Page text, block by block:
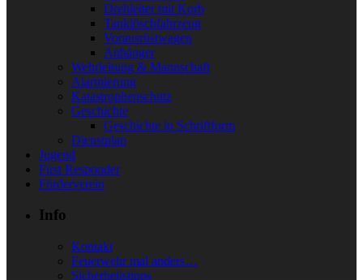
Drehleiter mit Korb
Tanklöschfahrzeug
Vorausrüstwagen
Anhänger
Wehrleitung & Mannschaft
Alarmierung
Katastrophenschutz
Geschichte
Geschichte in Schriftform
Dienstplan
Jugend
First Responder
Förderverein
Info
Kontakt
Feuerwehr mal anders…
Sicherheitstipps